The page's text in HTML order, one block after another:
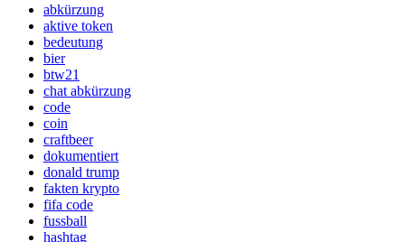
abkürzung
aktive token
bedeutung
bier
btw21
chat abkürzung
code
coin
craftbeer
dokumentiert
donald trump
fakten krypto
fifa code
fussball
hashtag